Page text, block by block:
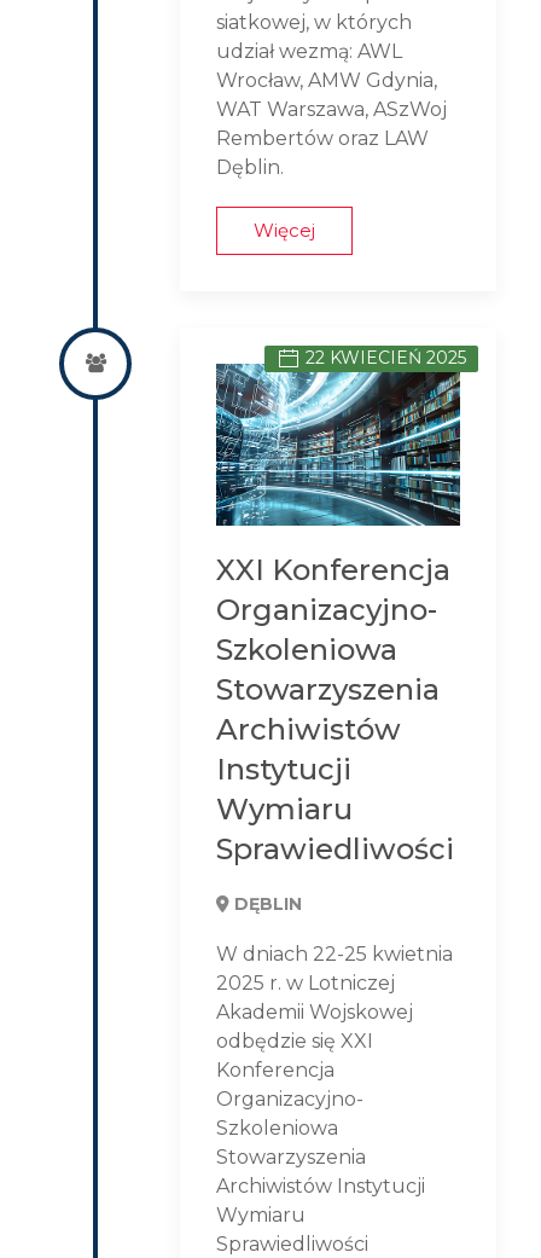
siatkowej, w których
udział wezmą: AWL
Wrocław, AMW Gdynia,
WAT Warszawa, ASzWoj
Rembertów oraz LAW
Dęblin.
Więcej
XXI Konferencja
Organizacyjno-
Szkoleniowa
Stowarzyszenia
Archiwistów
Instytucji
Wymiaru
Sprawiedliwości
DĘBLIN
W dniach 22-25 kwietnia
2025 r. w Lotniczej
Akademii Wojskowej
odbędzie się XXI
Konferencja
Organizacyjno-
Szkoleniowa
Stowarzyszenia
Archiwistów Instytucji
Wymiaru
Sprawiedliwości
22 KWIECIEŃ 2025